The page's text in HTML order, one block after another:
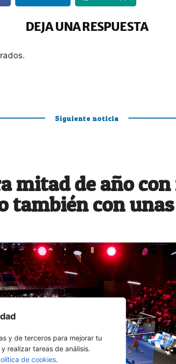
DEJA UNA RESPUESTA
Siguiente noticia
mitad de año
también con
y de terceros para mejorar tu
realizar tareas de análisis.
de cookies.